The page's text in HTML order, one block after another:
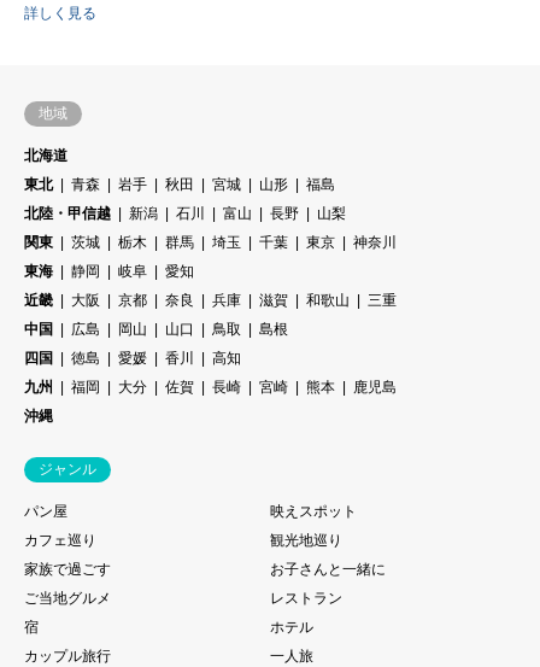
詳しく見る
地域
北海道
東北
青森 岩手 秋田 宮城 山形
福島
北陸・甲信越
新潟 石川 富山 長野
山梨
関東
茨城 栃木 群馬 埼玉 千葉 東京
神奈川
東海
静岡 岐阜
愛知
近畿
大阪 京都 奈良 兵庫 滋賀 和歌山
三重
中国
広島 岡山 山口 鳥取
島根
四国
徳島 愛媛 香川
高知
九州
福岡 大分 佐賀 長崎 宮崎 熊本
鹿児島
沖縄
ジャンル
パン屋
映えスポット
カフェ巡り
観光地巡り
家族で過ごす
お子さんと一緒に
ご当地グルメ
レストラン
宿
ホテル
カップル旅行
一人旅